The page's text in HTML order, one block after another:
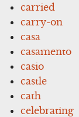
carried
carry-on
casa
casamento
casio
castle
cath
celebrating